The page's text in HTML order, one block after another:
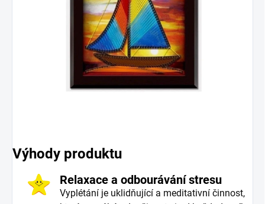
Výhody produktu
Relaxace a odbourávání stresu
Vyplétání je uklidňující a meditativní činnost,